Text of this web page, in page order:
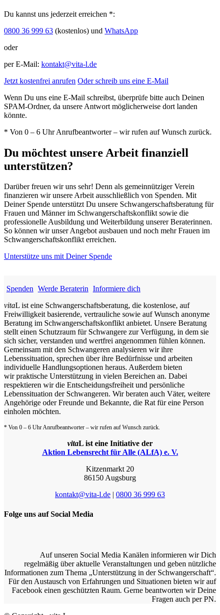
Du kannst uns jederzeit erreichen *:
0800 36 999 63 (kostenlos) und WhatsApp
oder
per E-Mail: kontakt@vita-l.de
Jetzt kostenfrei anrufen Oder schreib uns eine E-Mail
Wenn Du uns eine E-Mail schreibst, überprüfe bitte auch Deinen
SPAM-Ordner, da unsere Antwort möglicherweise dort landen
könnte.
* Von 0 – 6 Uhr Anrufbeantworter – wir rufen auf Wunsch zurück.
Du möchtest unsere Arbeit finanziell
unterstützen?
Darüber freuen wir uns sehr! Denn als gemeinnütziger Verein
finanzieren wir unsere Arbeit ausschließlich von Spenden. Mit
Deiner Spende unterstützt Du unsere Schwangerschaftsberatung für
Frauen und Männer im Schwangerschaftskonflikt sowie die
professionelle Ausbildung und Weiterbildung unserer Beraterinnen.
So können wir unser Angebot ausbauen und noch mehr Frauen im
Schwangerschaftskonflikt erreichen.
Unterstütze uns mit Deiner Spende
Spenden Werde Beraterin Informiere dich
vitaL ist eine Schwangerschaftsberatung, die kostenlose, auf
Freiwilligkeit basierende, vertrauliche sowie auf Wunsch anonyme
Beratung im Schwangerschaftskonflikt anbietet. Unsere Beratung
stellt einen Schutzraum für Schwangere zur Verfügung, in dem sie
sich sicher, verstanden und wertfrei angenommen fühlen können.
Gemeinsam mit den Schwangeren analysieren wir ihre
Lebenssituation, sprechen über ihre Bedürfnisse und arbeiten
individuelle Handlungsoptionen heraus. Außerdem bieten
wir praktische Unterstützung in vielen Bereichen an. Dabei
respektieren wir die Entscheidungsfreiheit und persönliche
Lebenssituation der Schwangeren. Wir beraten auch Väter, weitere
Angehörige oder Freunde und Bekannte, die Rat für eine Person
einholen möchten.
* Von 0 – 6 Uhr Anrufbeantworter – wir rufen auf Wunsch zurück.
vitaL ist eine Initiative der
Aktion Lebensrecht für Alle (ALfA) e. V.
Kitzenmarkt 20
86150 Augsburg
kontakt@vita-l.de | 0800 36 999 63
Folge uns auf Social Media
Auf unseren Social Media Kanälen informieren wir Dich
regelmäßig über aktuelle Veranstaltungen und geben nützliche
Informationen zum Thema „Unterstützung in der Schwangerschaft“.
Für den Austausch von Erfahrungen und Situationen bieten wir auf
Facebook einen geschützten Raum. Gerne beantworten wir Deine
Fragen auch per PN.